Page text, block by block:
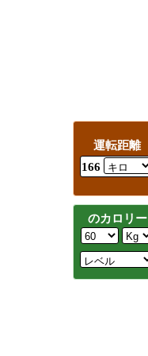
運転距離
166
のカロリー